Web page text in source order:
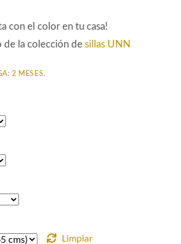
con el color en tu casa!
de la colección de sillas UNN
2 MESES.
Limpiar